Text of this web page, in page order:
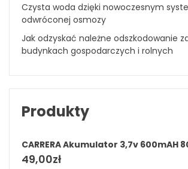
Czysta woda dzięki nowoczesnym
odwróconej osmozy
Jak odzyskać należne odszkodowanie
budynkach gospodarczych i rolnych
Produkty
CARRERA Akumulator 3,7v 600mAH
49,00zł